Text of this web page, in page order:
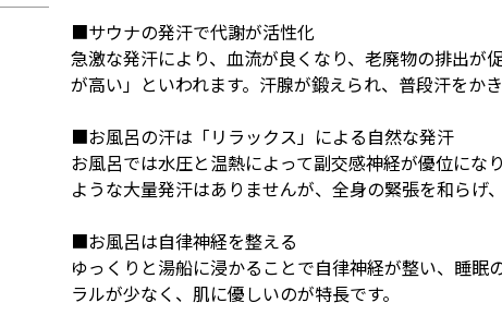
■サウナの発汗で代謝が活性化
急激な発汗により、血流が良くなり、老廃物の排出が
が高い」といわれます。汗腺が鍛えられ、普段汗をか
■お風呂の汗は「リラックス」による自然な発汗
お風呂では水圧と温熱によって副交感神経が優位にな
ような大量発汗はありませんが、全身の緊張を和らげ
■お風呂は自律神経を整える
ゆっくりと湯船に浸かることで自律神経が整い、睡
ラルが少なく、肌に優しいのが特長です。